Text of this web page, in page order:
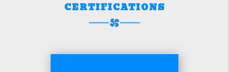
CERTIFICATIONS